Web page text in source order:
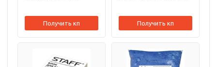
Получить кп Получить кп